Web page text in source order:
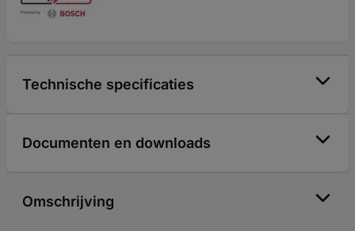
Technische specificaties
Documenten en downloads
Omschrijving